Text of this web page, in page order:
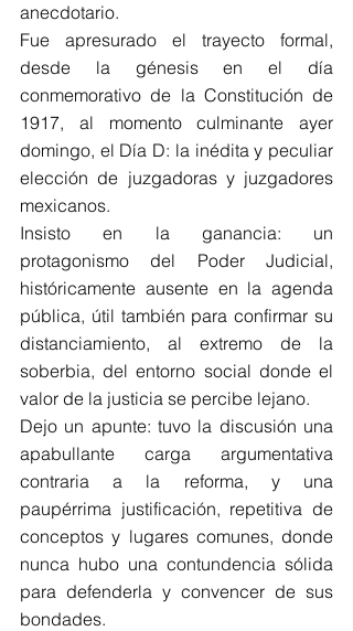
anecdotario.
Fue apresurado el trayecto formal,
desde la génesis en el día
conmemorativo de la Constitución de
1917, al momento culminante ayer
domingo, el Día D: la inédita y peculiar
elección de juzgadoras y juzgadores
mexicanos.
Insisto en la ganancia: un
protagonismo del Poder Judicial,
históricamente ausente en la agenda
pública, útil también para confirmar su
distanciamiento, al extremo de la
soberbia, del entorno social donde el
valor de la justicia se percibe lejano.
Dejo un apunte: tuvo la discusión una
apabullante carga argumentativa
contraria a la reforma, y una
paupérrima justificación, repetitiva de
conceptos y lugares comunes, donde
nunca hubo una contundencia sólida
para defenderla y convencer de sus
bondades.